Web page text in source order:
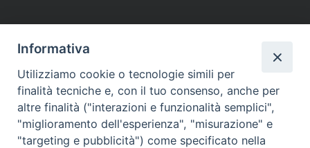
DIOCESI SUBURBICARIA DI ALBANO
Contatti:Tel.: 06.93268401 - Fax.: 06.9323844
E-mail:curia@diocesidialbano.it
Orari: dal Lunedì al Venerdì Ore: 9:00 - 13:00
Informativa
Utilizziamo cookie o tecnologie simili per
finalità tecniche e, con il tuo consenso, anche per
altre finalità ("interazioni e funzionalità semplici",
"miglioramento dell'esperienza", "misurazione" e
"targeting e pubblicità") come specificato nella